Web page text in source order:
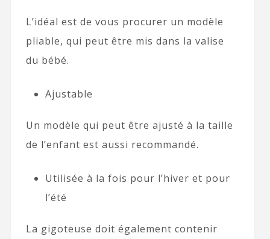
L’idéal est de vous procurer un modèle
pliable, qui peut être mis dans la valise
du bébé.
Ajustable
Un modèle qui peut être ajusté à la taille
de l’enfant est aussi recommandé.
Utilisée à la fois pour l’hiver et pour
l’été
La gigoteuse doit également contenir